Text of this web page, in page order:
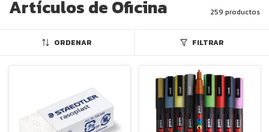
Artículos de Oficina 259 productos
ORDENAR FILTRAR